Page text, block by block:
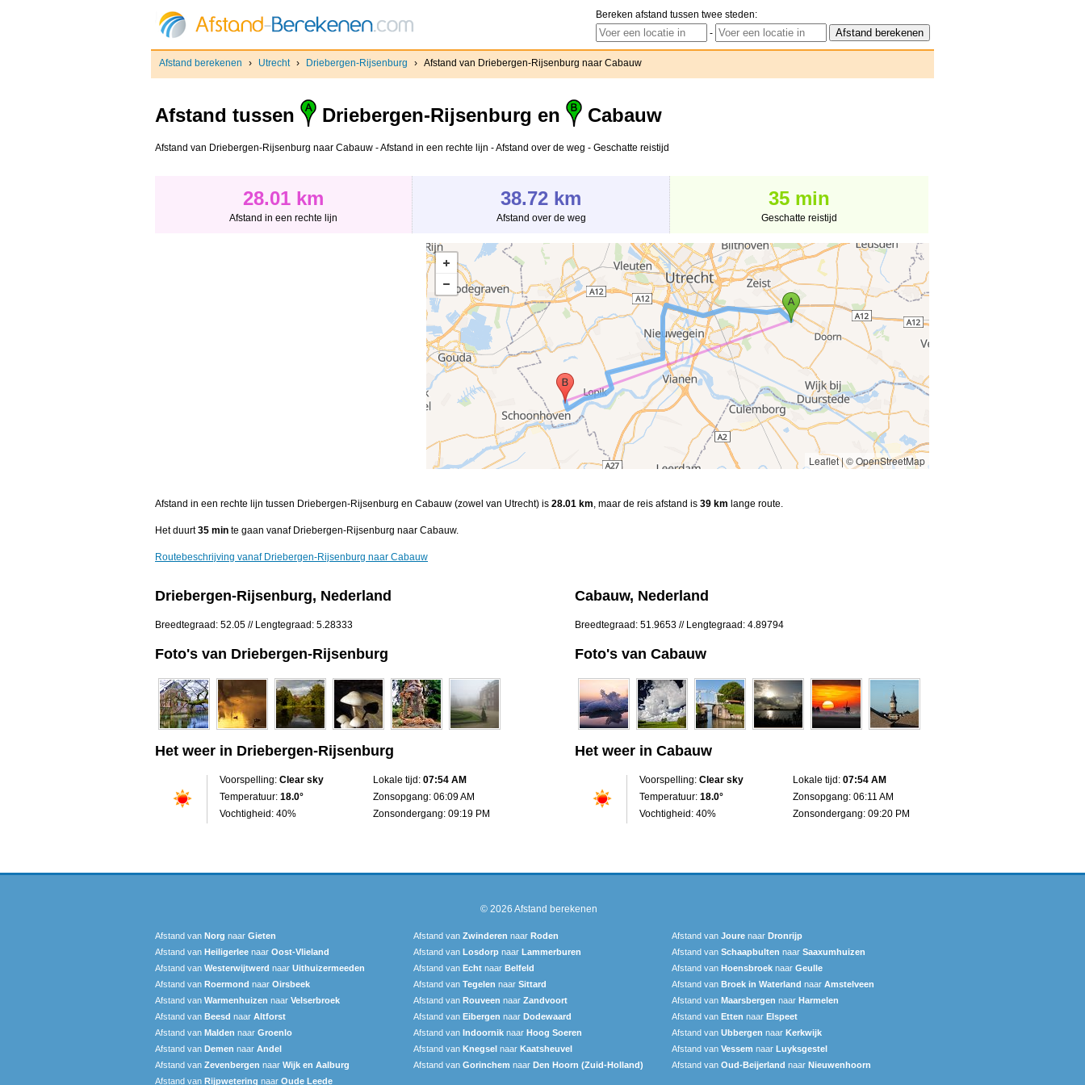
Bereken afstand tussen twee steden:
-
Afstand berekenen › Utrecht › Driebergen-Rijsenburg › Afstand van Driebergen-Rijsenburg naar Cabauw
Afstand tussen Driebergen-Rijsenburg en Cabauw
Afstand van Driebergen-Rijsenburg naar Cabauw - Afstand in een rechte lijn - Afstand over de weg - Geschatte reistijd
28.01 km
Afstand in een rechte lijn
38.72 km
Afstand over de weg
35 min
Geschatte reistijd
Leaflet|© OpenStreetMap
Afstand in een rechte lijn tussen Driebergen-Rijsenburg en Cabauw (zowel van Utrecht) is 28.01 km, maar de reis afstand is 39 km lange route.
Het duurt35 min te gaan vanaf Driebergen-Rijsenburg naar Cabauw.
Routebeschrijving vanaf Driebergen-Rijsenburg naar Cabauw
Driebergen-Rijsenburg, Nederland
Breedtegraad: 52.05 // Lengtegraad: 5.28333
Foto's van Driebergen-Rijsenburg
Het weer in Driebergen-Rijsenburg
Voorspelling: Clear sky
Temperatuur: 18.0°
Vochtigheid: 40%
Lokale tijd: 07:54 AM
Zonsopgang: 06:09 AM
Zonsondergang: 09:19 PM
Cabauw, Nederland
Breedtegraad: 51.9653 // Lengtegraad: 4.89794
Foto's van Cabauw
Het weer in Cabauw
Voorspelling: Clear sky
Temperatuur: 18.0°
Vochtigheid: 40%
Lokale tijd: 07:54 AM
Zonsopgang: 06:11 AM
Zonsondergang: 09:20 PM
© 2026 Afstand berekenen
Afstand van Norg naar Gieten Afstand van Zwinderen naar Roden Afstand van Joure naar Dronrijp
Afstand van Heiligerlee naar Oost-Vlieland Afstand van Losdorp naar Lammerburen Afstand van Schaapbulten naar Saaxumhuizen
Afstand van Westerwijtwerd naar Uithuizermeeden Afstand van Echt naar Belfeld Afstand van Hoensbroek naar Geulle
Afstand van Roermond naar Oirsbeek Afstand van Tegelen naar Sittard Afstand van Broek in Waterland naar Amstelveen
Afstand van Warmenhuizen naar Velserbroek Afstand van Rouveen naar Zandvoort Afstand van Maarsbergen naar Harmelen
Afstand van Beesd naar Altforst Afstand van Eibergen naar Dodewaard Afstand van Etten naar Elspeet
Afstand van Malden naar Groenlo Afstand van Indoornik naar Hoog Soeren Afstand van Ubbergen naar Kerkwijk
Afstand van Demen naar Andel Afstand van Knegsel naar Kaatsheuvel Afstand van Vessem naar Luyksgestel
Afstand van Zevenbergen naar Wijk en Aalburg Afstand van Gorinchem naar Den Hoorn (Zuid-Holland) Afstand van Oud-Beijerland naar Nieuwenhoorn
Afstand van Rijpwetering naar Oude Leede